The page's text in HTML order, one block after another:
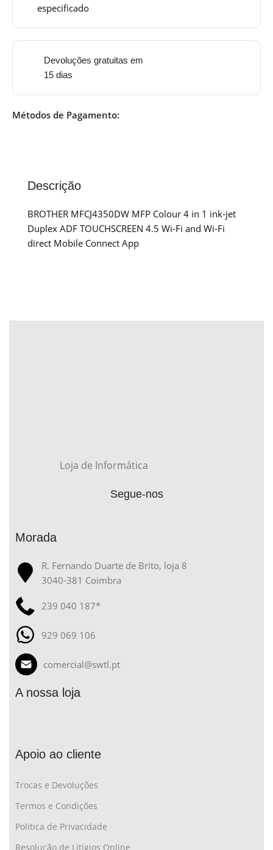
especificado
Devoluções gratuitas em
15 dias
Métodos de Pagamento:
Descrição
BROTHER MFCJ4350DW MFP Colour 4 in 1 ink-jet
Duplex ADF TOUCHSCREEN 4.5 Wi-Fi and Wi-Fi
direct Mobile Connect App
Loja de Informática
Segue-nos
Morada
R. Fernando Duarte de Brito, loja 8
3040-381 Coimbra
239 040 187*
929 069 106
comercial@swtl.pt
A nossa loja
Apoio ao cliente
Trocas e Devoluções
Termos e Condições
Politica de Privacidade
Resolução de Litígios Online